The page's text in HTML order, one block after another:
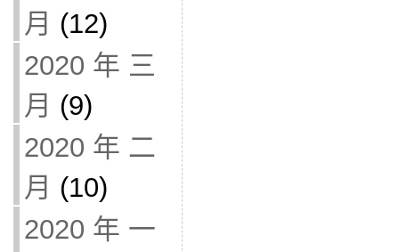
月 (12)
2020 年 三
月 (9)
2020 年 二
月 (10)
2020 年 一